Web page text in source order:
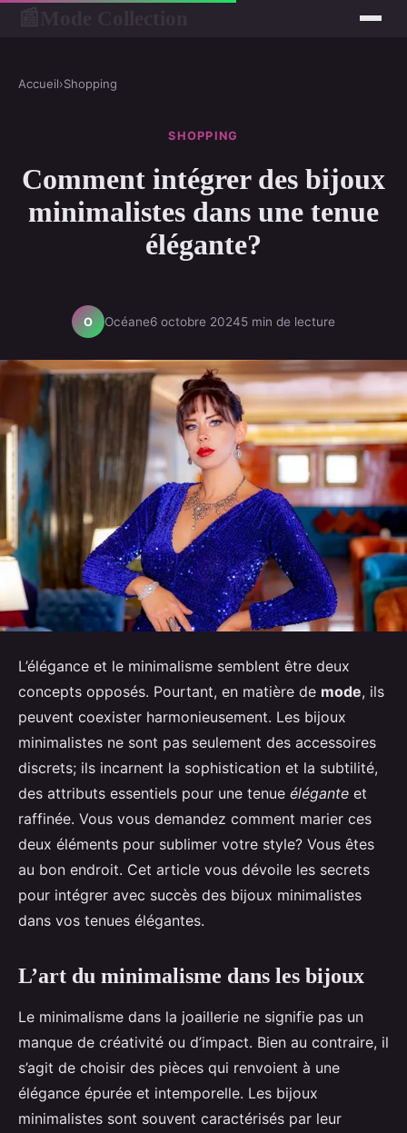
Accueil›Shopping
SHOPPING
Comment intégrer des bijoux
minimalistes dans une tenue
élégante?
O Océane6 octobre 20245 min de lecture
L’élégance et le minimalisme semblent être deux
concepts opposés. Pourtant, en matière de mode, ils
peuvent coexister harmonieusement. Les bijoux
minimalistes ne sont pas seulement des accessoires
discrets; ils incarnent la sophistication et la subtilité,
des attributs essentiels pour une tenue élégante et
raffinée. Vous vous demandez comment marier ces
deux éléments pour sublimer votre style? Vous êtes
au bon endroit. Cet article vous dévoile les secrets
pour intégrer avec succès des bijoux minimalistes
dans vos tenues élégantes.
L’art du minimalisme dans les bijoux
Le minimalisme dans la joaillerie ne signifie pas un
manque de créativité ou d’impact. Bien au contraire, il
s’agit de choisir des pièces qui renvoient à une
élégance épurée et intemporelle. Les bijoux
minimalistes sont souvent caractérisés par leur